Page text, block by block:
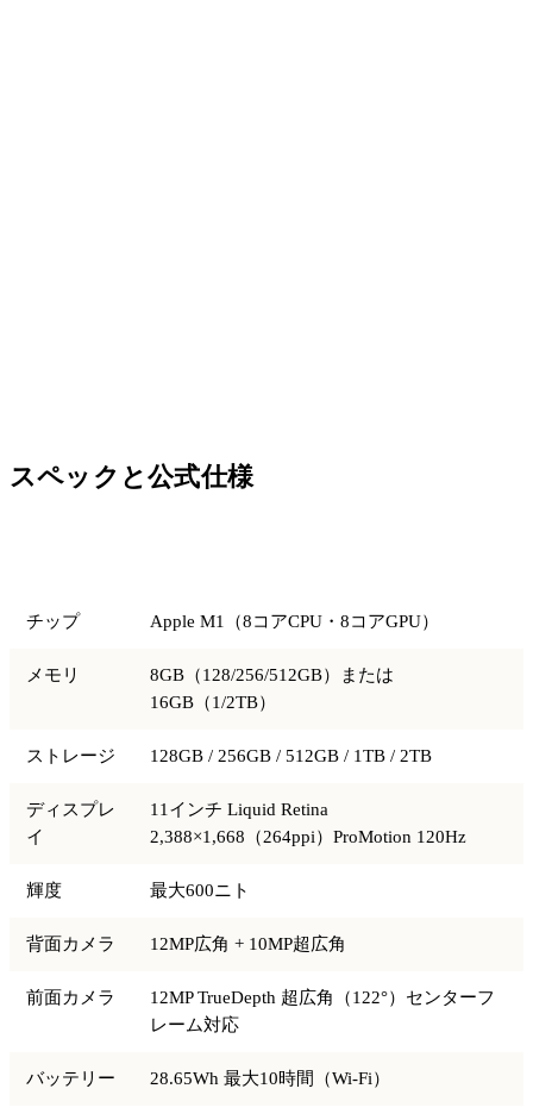
スペックと公式仕様
チップ Apple M1（8コアCPU・8コアGPU）
メモリ
8GB（128/256/512GB）または
16GB（1/2TB）
ストレージ 128GB / 256GB / 512GB / 1TB / 2TB
ディスプレ
イ
11インチ Liquid Retina
2,388×1,668（264ppi）ProMotion 120Hz
輝度 最大600ニト
背面カメラ 12MP広角 + 10MP超広角
前面カメラ
12MP TrueDepth 超広角（122°）センターフ
レーム対応
バッテリー 28.65Wh 最大10時間（Wi-Fi）